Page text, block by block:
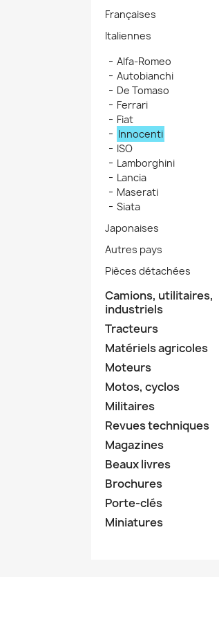
Françaises
Italiennes
Alfa-Romeo
Autobianchi
De Tomaso
Ferrari
Fiat
Innocenti
ISO
Lamborghini
Lancia
Maserati
Siata
Japonaises
Autres pays
Pièces détachées
Camions, utilitaires,
industriels
Tracteurs
Matériels agricoles
Moteurs
Motos, cyclos
Militaires
Revues techniques
Magazines
Beaux livres
Brochures
Porte-clés
Miniatures